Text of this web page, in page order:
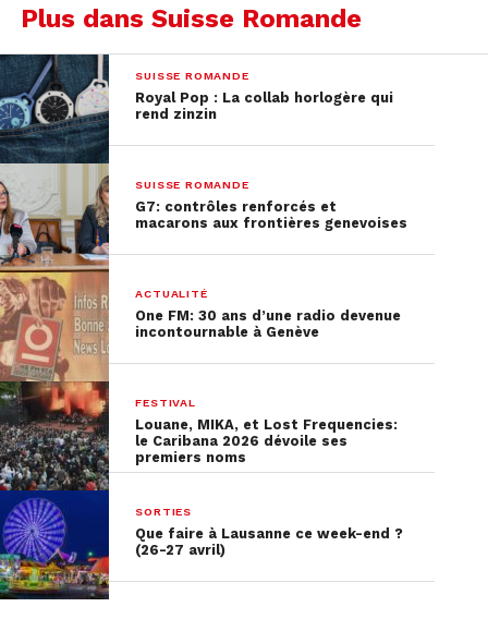
Plus dans Suisse Romande
SUISSE ROMANDE
Royal Pop : La collab horlogère qui
rend zinzin
SUISSE ROMANDE
G7: contrôles renforcés et
macarons aux frontières genevoises
ACTUALITÉ
One FM: 30 ans d’une radio devenue
incontournable à Genève
FESTIVAL
Louane, MIKA, et Lost Frequencies:
le Caribana 2026 dévoile ses
premiers noms
SORTIES
Que faire à Lausanne ce week-end ?
(26-27 avril)